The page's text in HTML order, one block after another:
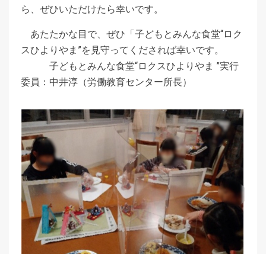
ら、ぜひいただけたら幸いです。
あたたかな目で、ぜひ「子どもとみんな食堂“ロク
スひよりやま”を見守ってくだされば幸いです。
子どもとみんな食堂“ロクスひよりやま ”実行
委員：中井淳（労働教育センター所長）